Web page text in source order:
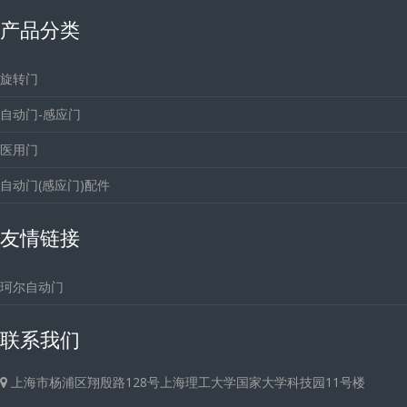
产品分类
旋转门
自动门-感应门
医用门
自动门(感应门)配件
友情链接
珂尔自动门
联系我们
上海市杨浦区翔殷路128号上海理工大学国家大学科技园11号楼